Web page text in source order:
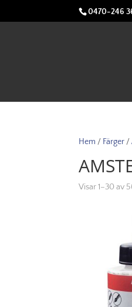
0470-246
Hem / Färger /
Visar 1–30 av